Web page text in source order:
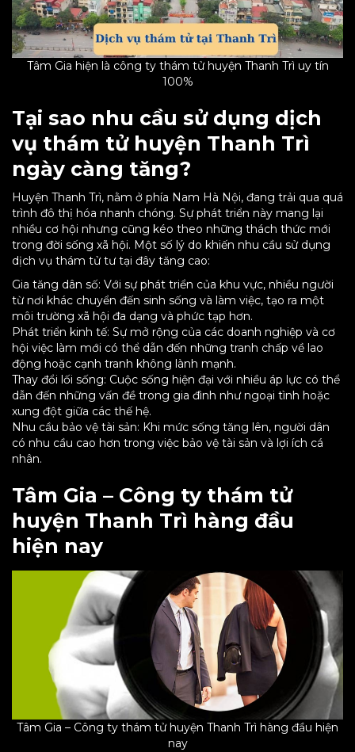
Tâm Gia hiện là công ty thám tử huyện Thanh Trì uy tín
100%
Tại sao nhu cầu sử dụng dịch
vụ thám tử huyện Thanh Trì
ngày càng tăng?
Huyện Thanh Trì, nằm ở phía Nam Hà Nội, đang trải qua quá
trình đô thị hóa nhanh chóng. Sự phát triển này mang lại
nhiều cơ hội nhưng cũng kéo theo những thách thức mới
trong đời sống xã hội. Một số lý do khiến nhu cầu sử dụng
dịch vụ thám tử tư tại đây tăng cao:
Gia tăng dân số: Với sự phát triển của khu vực, nhiều người
từ nơi khác chuyển đến sinh sống và làm việc, tạo ra một
môi trường xã hội đa dạng và phức tạp hơn.
Phát triển kinh tế: Sự mở rộng của các doanh nghiệp và cơ
hội việc làm mới có thể dẫn đến những tranh chấp về lao
động hoặc cạnh tranh không lành mạnh.
Thay đổi lối sống: Cuộc sống hiện đại với nhiều áp lực có thể
dẫn đến những vấn đề trong gia đình như ngoại tình hoặc
xung đột giữa các thế hệ.
Nhu cầu bảo vệ tài sản: Khi mức sống tăng lên, người dân
có nhu cầu cao hơn trong việc bảo vệ tài sản và lợi ích cá
nhân.
Tâm Gia – Công ty thám tử
huyện Thanh Trì hàng đầu
hiện nay
Tâm Gia – Công ty thám tử huyện Thanh Trì hàng đầu hiện
nay